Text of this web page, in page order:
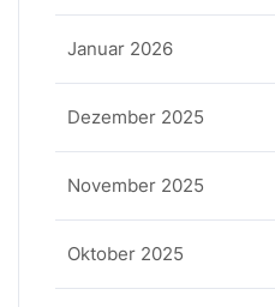
Januar 2026
Dezember 2025
November 2025
Oktober 2025